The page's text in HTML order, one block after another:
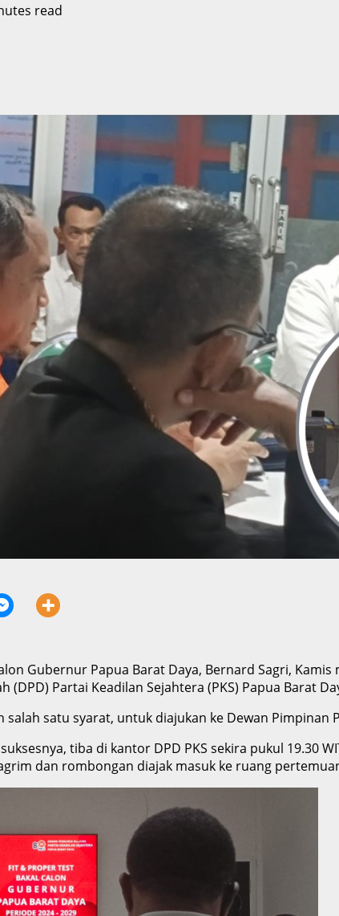
read
Gubernur Papua Barat Daya, Bernard Sagri,
Partai Keadilan Sejahtera (PKS) Papua Barat
satu syarat, untuk diajukan ke Dewan Pimpinan
tiba di kantor DPD PKS sekira pukul 19.30
dan rombongan diajak masuk ke ruang